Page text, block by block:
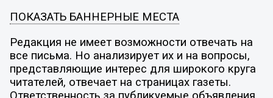
ПОКАЗАТЬ БАННЕРНЫЕ МЕСТА
Редакция не имеет возможности отвечать на
все письма. Но анализирует их и на вопросы,
представляющие интерес для широкого круга
читателей, отвечает на страницах газеты.